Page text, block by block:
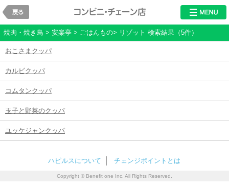
レストラン・チ
焼肉・焼き鳥 > 安楽亭 > ごはんもの> リゾット 検索結果（5件）
おこさまクッパ
カルビクッパ
コムタンクッパ
玉子と野菜のクッパ
ユッケジャンクッパ
ハピルスについて チェンジポイントとは
Copyright © Benefit one Inc. All Rights Reserved.